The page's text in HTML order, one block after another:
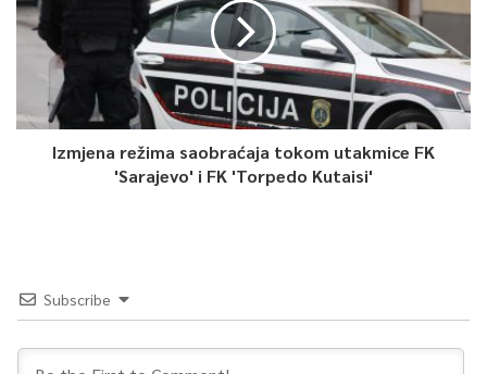
paradoksalno nametnutih našim navikama kroz iskustvo
raskida s njima – to su duhovni zahtjevi hidžre.
0
Article Rating
Izmjena režima saobraćaja tokom utakmice FK
'Sarajevo' i FK 'Torpedo Kutaisi'
Subscribe